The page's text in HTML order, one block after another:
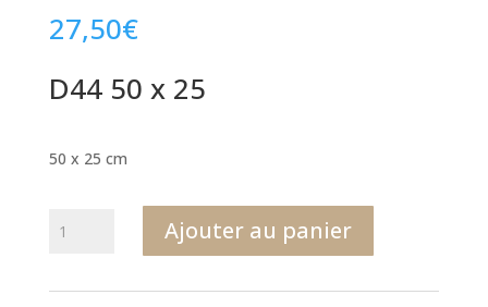
27,50€
D44 50 x 25
50 x 25 cm
50
Ajouter au panier